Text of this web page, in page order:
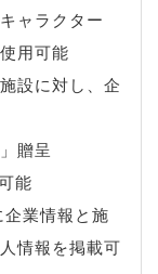
ャラクター
用可能
設に対し、企
贈呈
能
企業情報と施
情報を掲載可